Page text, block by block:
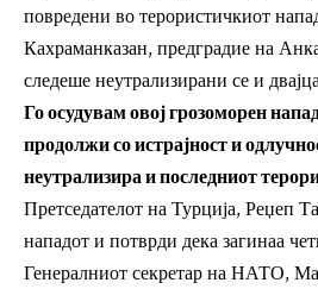
повредени во терористичкиот
Кахраманказан, предградие на
следеше неутрализирани се и
Го осудувам овој грозоморен
продолжи со истрајност и
неутрализира и последниот
Претседателот на Турција, Реџеп
нападот и потврди дека загинаа
Генералниот секретар на НАТО,